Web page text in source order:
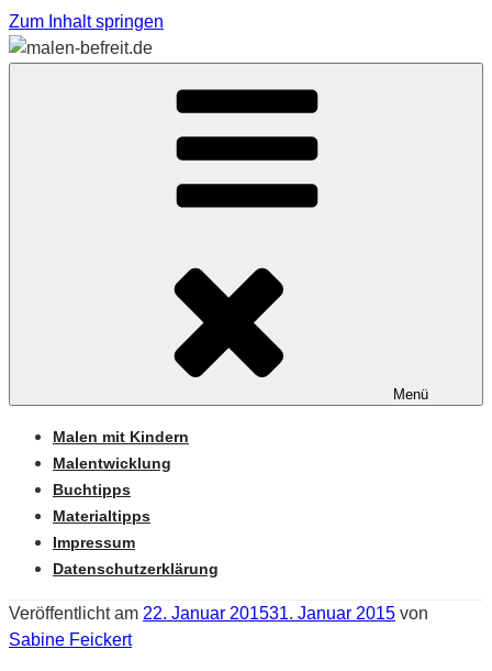
Zum Inhalt springen
MALEN-BEFREIT.DE
Sabine Feickert – Atelier für begleitetes Malen
Menü
Malen mit Kindern
Malentwicklung
Buchtipps
Materialtipps
Impressum
Datenschutzerklärung
Veröffentlicht am 22. Januar 201531. Januar 2015 von
Sabine Feickert